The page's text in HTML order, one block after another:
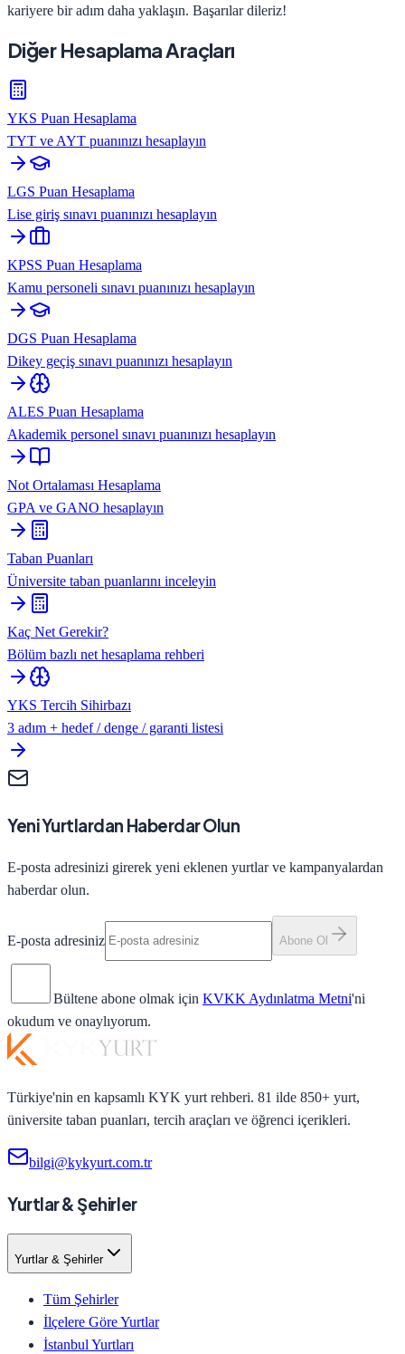
kariyere bir adım daha yaklaşın. Başarılar dileriz!
Diğer Hesaplama Araçları
YKS Puan Hesaplama
TYT ve AYT puanınızı hesaplayın
LGS Puan Hesaplama
Lise giriş sınavı puanınızı hesaplayın
KPSS Puan Hesaplama
Kamu personeli sınavı puanınızı hesaplayın
DGS Puan Hesaplama
Dikey geçiş sınavı puanınızı hesaplayın
ALES Puan Hesaplama
Akademik personel sınavı puanınızı hesaplayın
Not Ortalaması Hesaplama
GPA ve GANO hesaplayın
Taban Puanları
Üniversite taban puanlarını inceleyin
Kaç Net Gerekir?
Bölüm bazlı net hesaplama rehberi
YKS Tercih Sihirbazı
3 adım + hedef / denge / garanti listesi
Yeni Yurtlardan Haberdar Olun
E-posta adresinizi girerek yeni eklenen yurtlar ve kampanyalardan
haberdar olun.
E-posta adresiniz Abone Ol
Bültene abone olmak için KVKK Aydınlatma Metni'ni
okudum ve onaylıyorum.
Türkiye'nin en kapsamlı KYK yurt rehberi. 81 ilde 850+ yurt,
üniversite taban puanları, tercih araçları ve öğrenci içerikleri.
bilgi@kykyurt.com.tr
Yurtlar & Şehirler
Yurtlar & Şehirler
Tüm Şehirler
İlçelere Göre Yurtlar
İstanbul Yurtları